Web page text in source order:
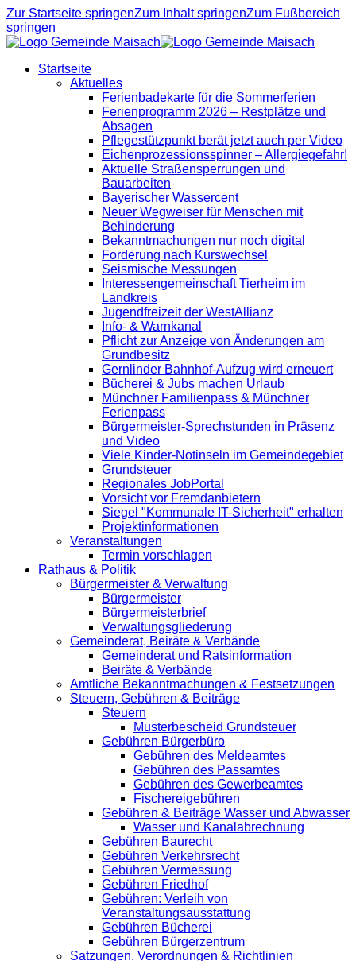
Zur Startseite springenZum Inhalt springenZum Fußbereich
springen
Startseite
Aktuelles
Ferienbadekarte für die Sommerferien
Ferienprogramm 2026 – Restplätze und
Absagen
Pflegestützpunkt berät jetzt auch per Video
Eichenprozessionsspinner – Allergiegefahr!
Aktuelle Straßensperrungen und
Bauarbeiten
Bayerischer Wassercent
Neuer Wegweiser für Menschen mit
Behinderung
Bekanntmachungen nur noch digital
Forderung nach Kurswechsel
Seismische Messungen
Interessengemeinschaft Tierheim im
Landkreis
Jugendfreizeit der WestAllianz
Info- & Warnkanal
Pflicht zur Anzeige von Änderungen am
Grundbesitz
Gernlinder Bahnhof-Aufzug wird erneuert
Bücherei & Jubs machen Urlaub
Münchner Familienpass & Münchner
Ferienpass
Bürgermeister-Sprechstunden in Präsenz
und Video
Viele Kinder-Notinseln im Gemeindegebiet
Grundsteuer
Regionales JobPortal
Vorsicht vor Fremdanbietern
Siegel "Kommunale IT-Sicherheit" erhalten
Projektinformationen
Veranstaltungen
Termin vorschlagen
Rathaus & Politik
Bürgermeister & Verwaltung
Bürgermeister
Bürgermeisterbrief
Verwaltungsgliederung
Gemeinderat, Beiräte & Verbände
Gemeinderat und Ratsinformation
Beiräte & Verbände
Amtliche Bekanntmachungen & Festsetzungen
Steuern, Gebühren & Beiträge
Steuern
Musterbescheid Grundsteuer
Gebühren Bürgerbüro
Gebühren des Meldeamtes
Gebühren des Passamtes
Gebühren des Gewerbeamtes
Fischereigebühren
Gebühren & Beiträge Wasser und Abwasser
Wasser und Kanalabrechnung
Gebühren Baurecht
Gebühren Verkehrsrecht
Gebühren Vermessung
Gebühren Friedhof
Gebühren: Verleih von
Veranstaltungsausstattung
Gebühren Bücherei
Gebühren Bürgerzentrum
Satzungen, Verordnungen & Richtlinien